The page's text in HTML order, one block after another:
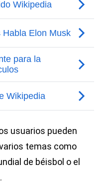
usuarios pueden
temas como
de béisbol o el